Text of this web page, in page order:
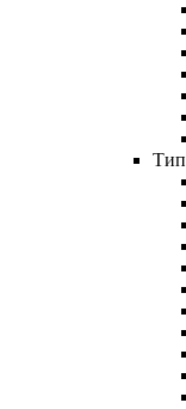
Тип